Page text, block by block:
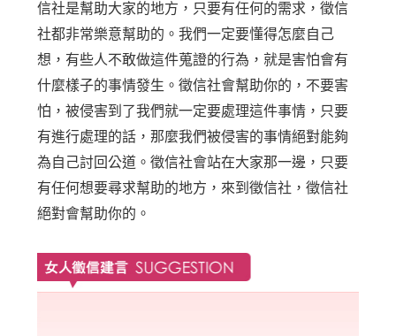
信社是幫助大家的地方，只要有任何的需求，徵信
社都非常樂意幫助的。我們一定要懂得怎麼自己
想，有些人不敢做這件蒐證的行為，就是害怕會有
什麼樣子的事情發生。徵信社會幫助你的，不要害
怕，被侵害到了我們就一定要處理這件事情，只要
有進行處理的話，那麼我們被侵害的事情絕對能夠
為自己討回公道。徵信社會站在大家那一邊，只要
有任何想要尋求幫助的地方，來到徵信社，徵信社
絕對會幫助你的。